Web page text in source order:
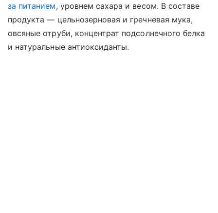
за питанием, уровнем сахара и весом. В составе
продукта — цельнозерновая и гречневая мука,
овсяные отруби, концентрат подсолнечного белка
и натуральные антиоксиданты.